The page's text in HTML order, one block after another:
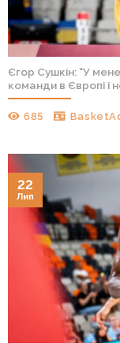
Єгор Сушкін: “У
команди в Європі і
685
22
Лип